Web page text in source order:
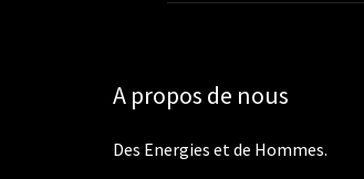
A propos de nous
Des Energies et de Hommes.